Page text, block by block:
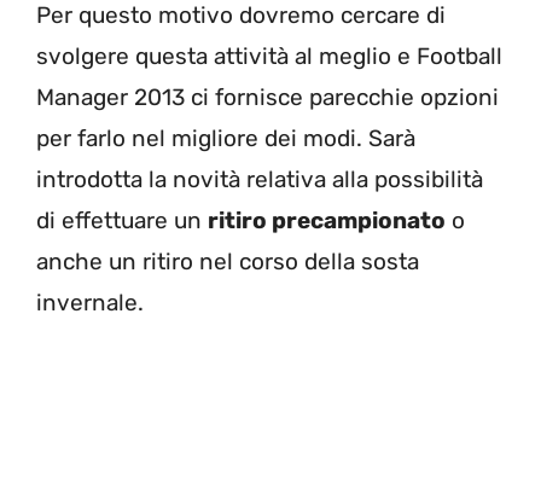
Per questo motivo dovremo cercare di
svolgere questa attività al meglio e Football
Manager 2013 ci fornisce parecchie opzioni
per farlo nel migliore dei modi. Sarà
introdotta la novità relativa alla possibilità
di effettuare un ritiro precampionato o
anche un ritiro nel corso della sosta
invernale.